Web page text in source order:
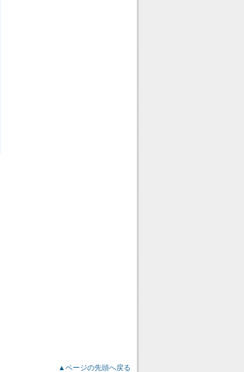
▲ページの先頭へ戻る